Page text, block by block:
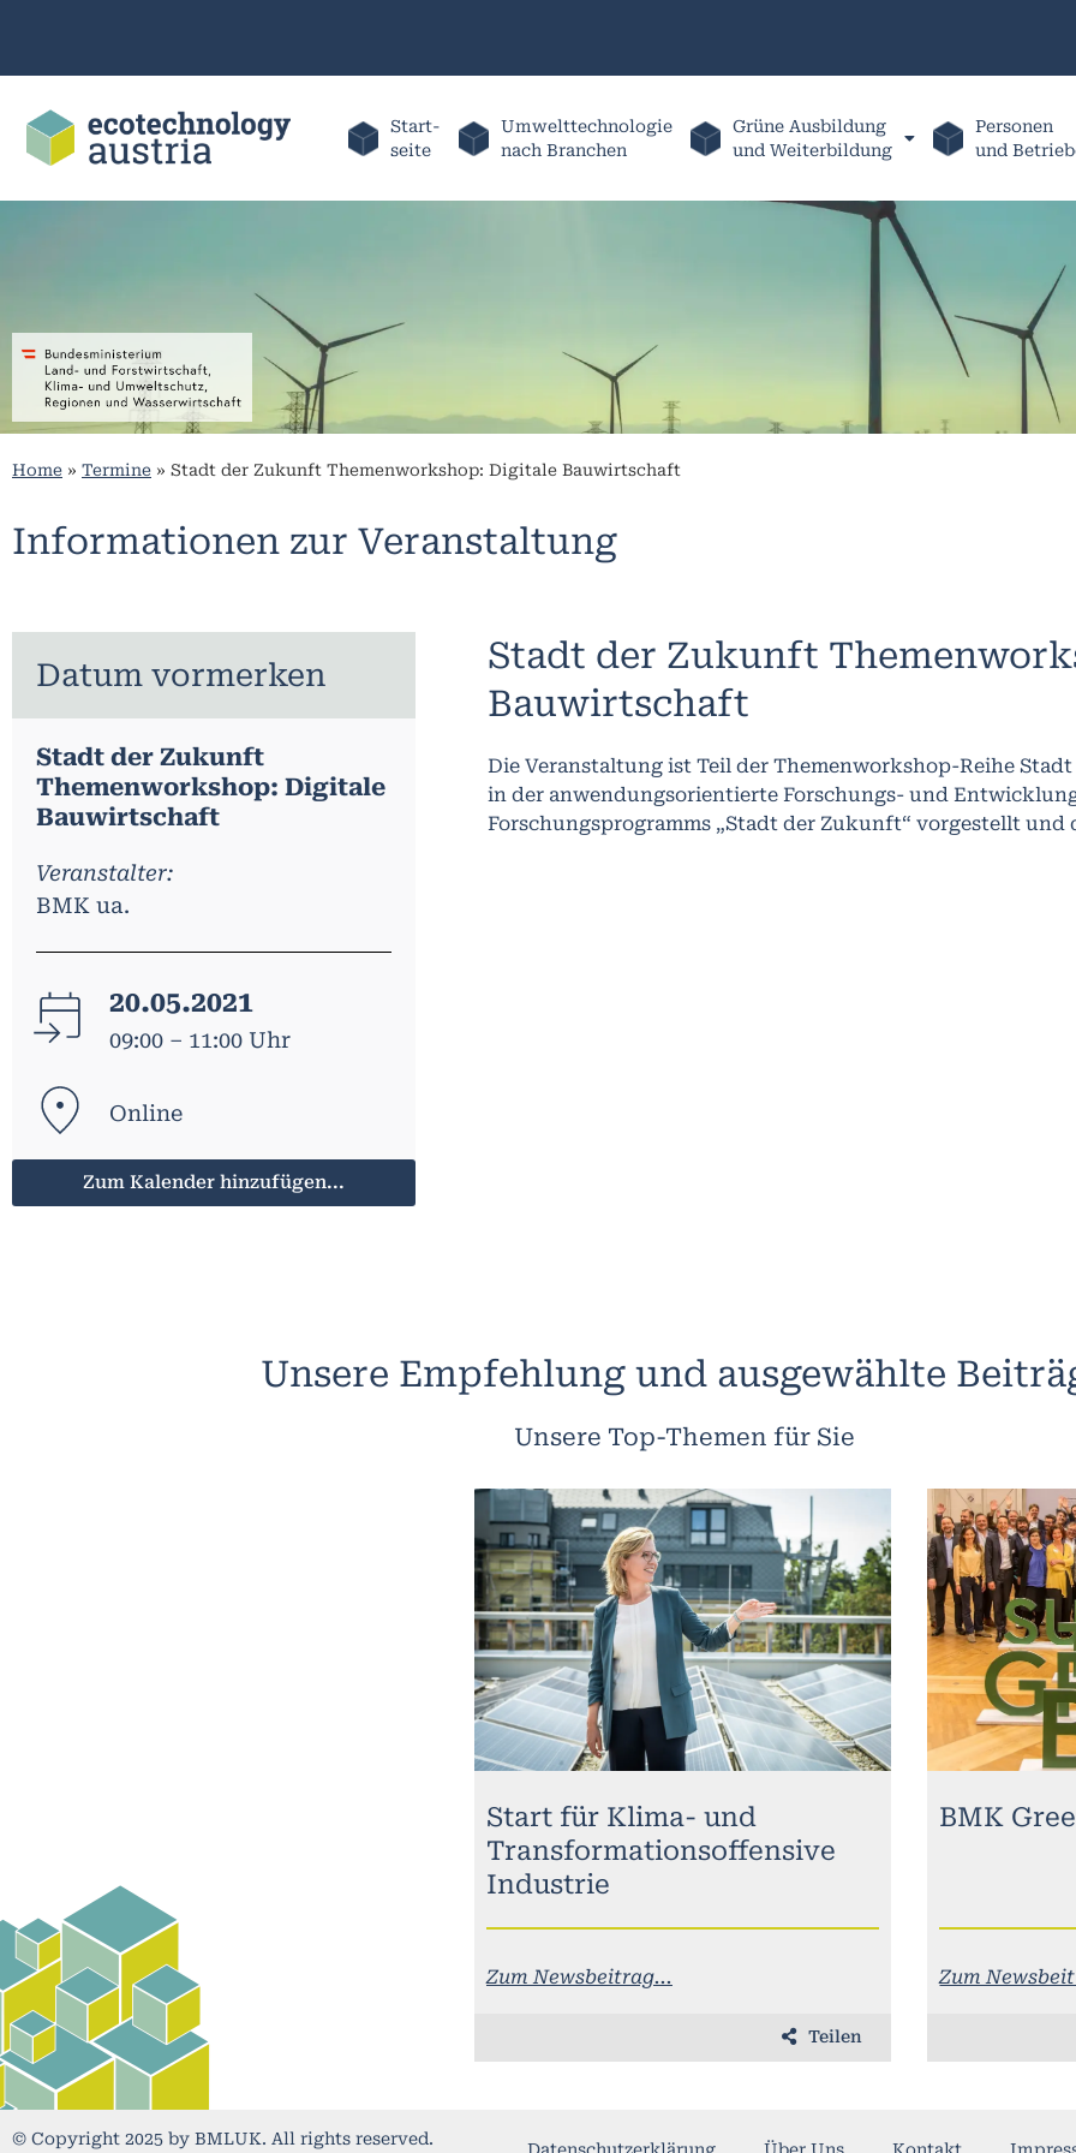
Start-
seite
Umwelttechnologie
nach Branchen
Grüne Ausbildung
und Weiterbildung
Personen
und
Home » Termine » Stadt der Zukunft Themenworkshop: Digitale Bauwirtschaft
Informationen zur Veranstaltung
Datum vormerken
Stadt der Zukunft
Themenworkshop: Digitale
Bauwirtschaft
Veranstalter:
BMK ua.
20.05.2021
09:00 – 11:00 Uhr
Online
Zum Kalender hinzufügen...
Stadt der Zukunft
Bauwirtschaft
Die Veranstaltung ist Teil der Themenworkshop-Reihe
in der anwendungsorientierte Forschungs- und
Forschungsprogramms „Stadt der Zukunft“ vorgestellt
Unsere Empfehlung und ausgewählte
Unsere Top-Themen für Sie
Start für Klima- und
Transformationsoffensive
Industrie
Zum Newsbeitrag...
Teilen
BMK
Zum
© Copyright 2025 by BMLUK. All rights reserved.